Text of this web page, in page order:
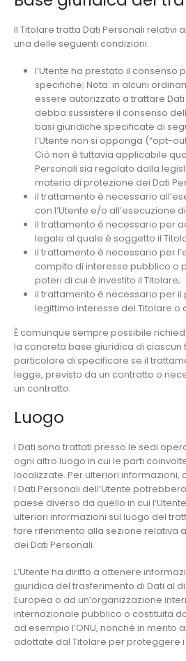
Il Titolare tratta Dati Personali relativi
una delle seguenti condizioni:
l’Utente ha prestato il consenso
specifiche; Nota: in alcuni
essere autorizzato a trattare
debba sussistere il consenso
basi giuridiche specificate di
l’Utente non si opponga (“opt-
Ciò non è tuttavia applicabile
Personali sia regolato dalla
materia di protezione dei Dati
il trattamento è necessario
con l’Utente e/o all’esecuzione
il trattamento è necessario per
legale al quale è soggetto il
il trattamento è necessario per
compito di interesse pubblico o
poteri di cui è investito il Titolare;
il trattamento è necessario per
legittimo interesse del Titolare o
È comunque sempre possibile
la concreta base giuridica di ciascun
particolare di specificare se il
legge, previsto da un contratto o
un contratto.
Luogo
I Dati sono trattati presso le sedi
ogni altro luogo in cui le parti
localizzate. Per ulteriori informazioni,
I Dati Personali dell’Utente
paese diverso da quello in cui
ulteriori informazioni sul luogo del
fare riferimento alla sezione relativa
dei Dati Personali.
L’Utente ha diritto a ottenere
giuridica del trasferimento di Dati al di
Europea o ad un’organizzazione
internazionale pubblico o costituita
ad esempio l’ONU, nonché in merito
adottate dal Titolare per proteggere i